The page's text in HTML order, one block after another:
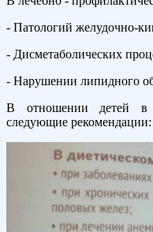
- Патологий желудочно-
- Дисметаболических
- Нарушении липидного
В отношении детей в
следующие рекомендации: